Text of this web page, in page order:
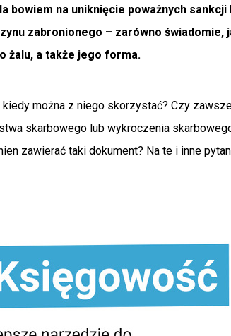
bowiem na uniknięcie poważnych
zabronionego – zarówno
żalu, a także jego forma.
można z niego skorzystać? Czy
skarbowego lub wykroczenia
zawierać taki dokument? Na te i inne